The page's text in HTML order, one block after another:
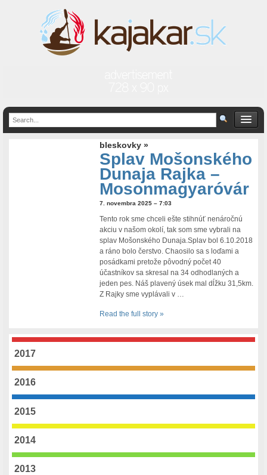
bleskovky »
Splav Mošonského
Dunaja Rajka –
Mosonmagyaróvár
7. novembra 2025 – 7:03
Tento rok sme chceli ešte stihnúť nenáročnú
akciu v našom okolí, tak som sme vybrali na
splav Mošonského Dunaja.Splav bol 6.10.2018
a ráno bolo čerstvo. Chaosilo sa s loďami a
posádkami pretože pôvodný počet 40
účastníkov sa skresal na 34 odhodlaných a
jeden pes. Náš plavený úsek mal dĺžku 31,5km.
Z Rajky sme vyplávali v …
Read the full story »
2017
2016
2015
2014
2013